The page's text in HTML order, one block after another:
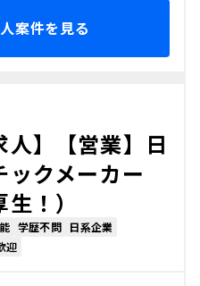
案件を見る
人】【営業】日
クメーカー
！）
学歴不問 日系企業
迎